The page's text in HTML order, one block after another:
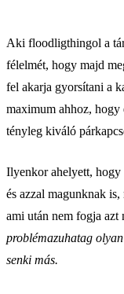
Aki floodligthingol a
félelmét, hogy majd
fel akarja gyorsítani a
maximum ahhoz,
tényleg kiváló
Ilyenkor ahelyett, hogy
és azzal magunknak
ami után nem fogja azt
problémazuhatag
senki más.